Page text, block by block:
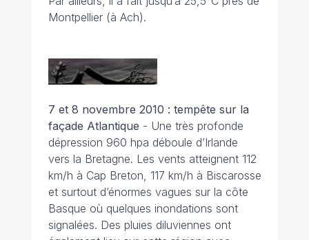
Montpellier (à Ach).
7 et 8 novembre 2010 : tempête sur la
façade Atlantique - Une très profonde
dépression 960 hpa déboule d’Irlande
vers la Bretagne. Les vents atteignent 112
km/h à Cap Breton, 117 km/h à Biscarosse
et surtout d’énormes vagues sur la côte
Basque où quelques inondations sont
signalées. Des pluies diluviennes ont